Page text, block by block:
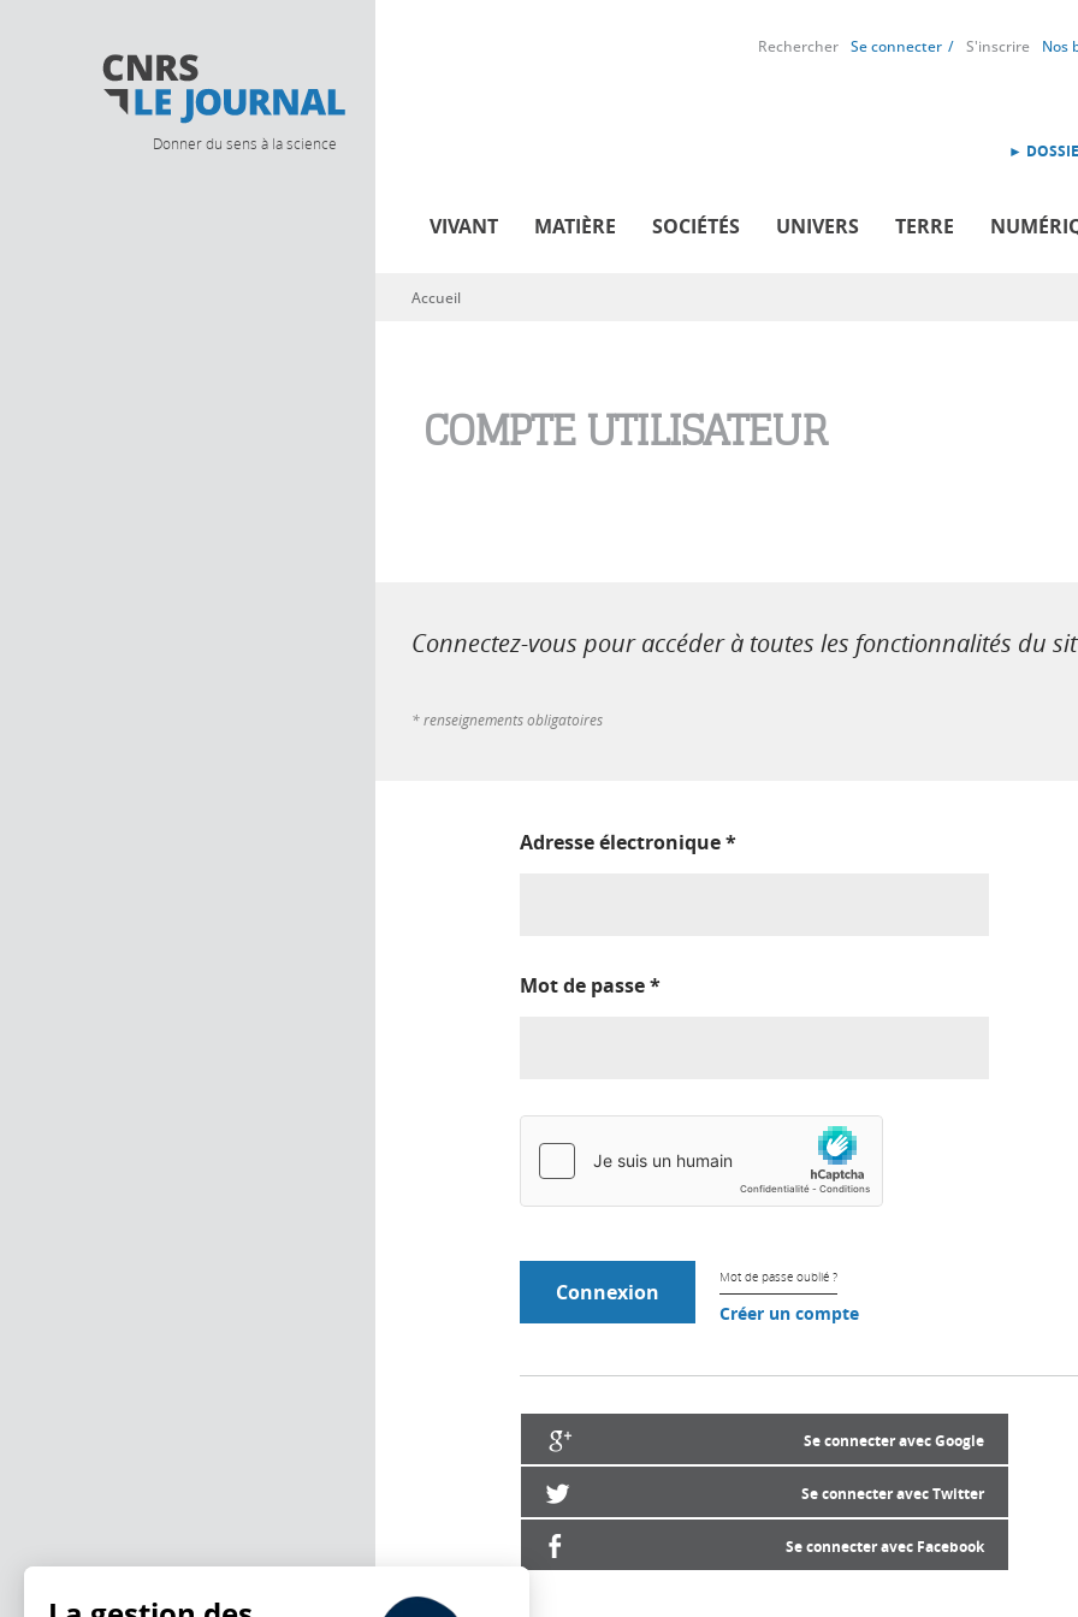
Donner du sens à la science
Rechercher Se connecter S'inscrire Nos
►
VIVANT MATIÈRE SOCIÉTÉS UNIVERS TERRE
Vous êtes ici
Accueil
COMPTE UTILISATEUR
Connectez-vous pour accéder à toutes les fonctionnalités du
* renseignements obligatoires
Adresse électronique*
Mot de passe*
Mot de passe oublié ?
Créer un compte
Se connecter avec Google
Se connecter avec Twitter
Se connecter avec Facebook